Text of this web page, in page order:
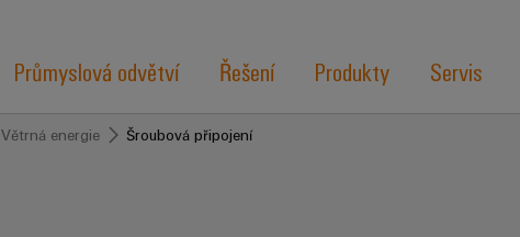
Průmyslová odvětví Řešení Produkty Servis
Větrná energie Šroubová připojení